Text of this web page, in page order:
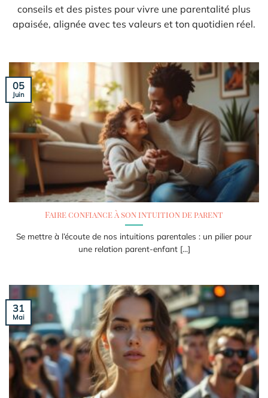
conseils et des pistes pour vivre une parentalité plus
apaisée, alignée avec tes valeurs et ton quotidien réel.
Faire confiance à son intuition de parent
Se mettre à l’écoute de nos intuitions parentales : un pilier pour
une relation parent-enfant [...]
05
Juin
31
Mai